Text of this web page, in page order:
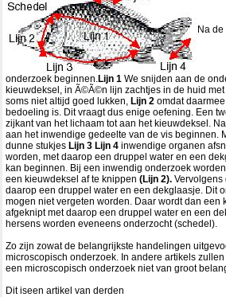
Na
onderzoek beginnen.Lijn 1 We snijden aan de
kieuwdeksel, in Ã©Ã©n lijn zachtjes in de huid
soms niet altijd goed lukken, Lijn 2 omdat
bedoeling is. Dit vraagt dus enige oefening. Een
zijkant van het lichaam tot aan het kieuwdeksel.
aan het inwendige gedeelte van de vis beginnen.
dunne stukjes Lijn 3 Lijn 4 inwendige organen
worden, met daarop een druppel water en een
kan beginnen. Bij een inwendig onderzoek
een kieuwdeksel af te knippen (Lijn 2). Vervolgens
daarop een druppel water en een dekglaasje. Dit
mogen niet vergeten worden. Daar wordt dan een
afgeknipt met daarop een druppel water en een
hersens worden eveneens onderzocht (schedel).
Zo zijn zowat de belangrijkste handelingen
microscopisch onderzoek. In andere artikels
een microscopisch onderzoek niet van groot
Dit iseen artikel van derden